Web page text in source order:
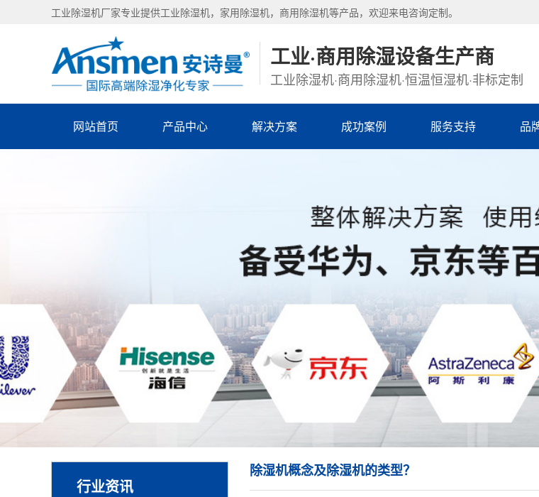
工业除湿机厂家专业提供工业除湿机，家用除湿机，商用除湿机等产品，欢迎来电咨询定制。
工业·商用除湿设备生产商
工业除湿机·商用除湿机·恒温恒湿机·非标定制
网站首页 产品中心 解决方案 成功案例 服务支持 品
行业资讯
除湿机概念及除湿机的类型？